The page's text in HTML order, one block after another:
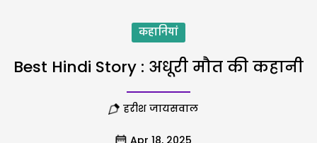
कहानियां
Best Hindi Story : अधूरी मौत की कहानी
हरीश जायसवाल
Apr 18, 2025